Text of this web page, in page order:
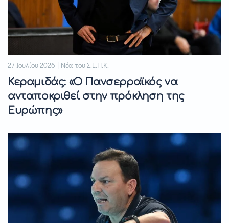
27 Ιουλίου 2026 | Νέα του Σ.Ε.Π.Κ.
Κεραμιδάς: «Ο Πανσερραϊκός να
ανταποκριθεί στην πρόκληση της
Ευρώπης»